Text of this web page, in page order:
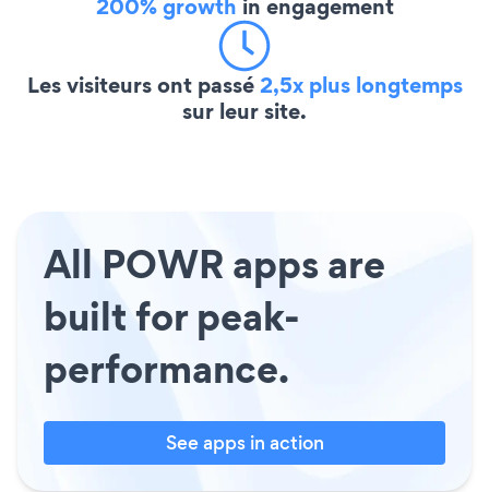
200% growth in engagement
Les visiteurs ont passé2,5x plus longtemps
sur leur site.
All POWR apps are
built for peak-
performance.
See apps in action